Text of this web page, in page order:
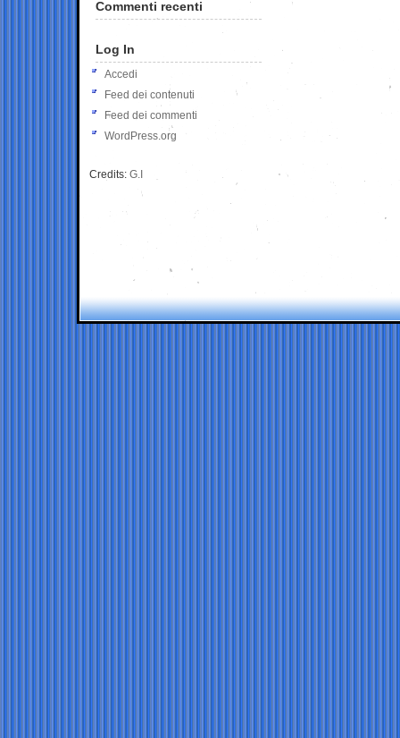
Commenti recenti
Log In
Accedi
Feed dei contenuti
Feed dei commenti
WordPress.org
Credits: G.I